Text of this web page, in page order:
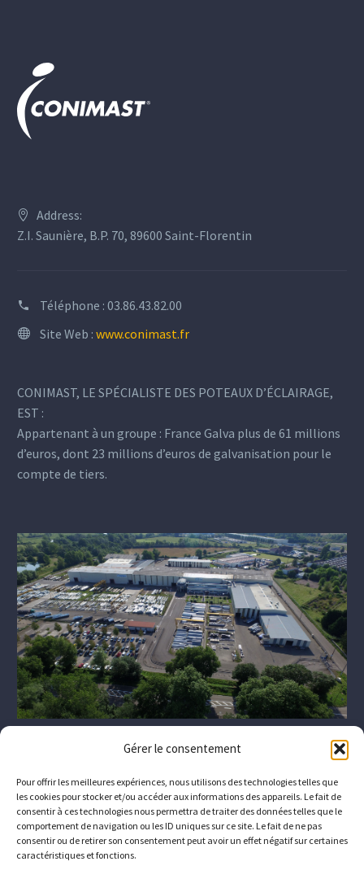
Gérer le consentement
Pour offrir les meilleures expériences, nous utilisons des technologies telles que
les cookies pour stocker et/ou accéder aux informations des appareils. Le fait de
consentir à ces technologies nous permettra de traiter des données telles que le
comportement de navigation ou les ID uniques sur ce site. Le fait de ne pas
consentir ou de retirer son consentement peut avoir un effet négatif sur certaines
caractéristiques et fonctions.
Address:
Z.I. Saunière, B.P. 70, 89600 Saint-Florentin
Téléphone : 03.86.43.82.00
Site Web : www.conimast.fr
CONIMAST, LE SPÉCIALISTE DES POTEAUX D’ÉCLAIRAGE,
EST :
Appartenant à un groupe : France Galva plus de 61 millions
d’euros, dont 23 millions d’euros de galvanisation pour le
compte de tiers.